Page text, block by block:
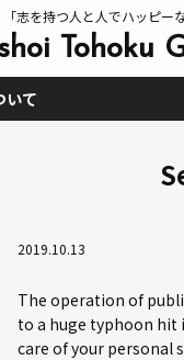
志を持つ人と人でハッピー
Tohoku
いて
2019.10.13
The operation of
to a huge typhoon hit
care of your personal